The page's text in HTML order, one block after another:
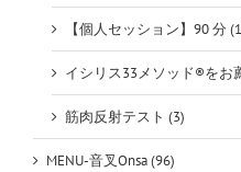
【個人セッション】90 分
イシリス33メソッド®をお
筋肉反射テスト (3)
MENU-音叉Onsa (96)